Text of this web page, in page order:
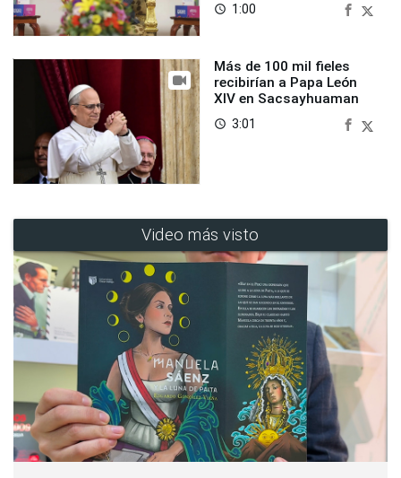
access_time 1:00
Más de 100 mil fieles
recibirían a Papa León
XIV en Sacsayhuaman
access_time 3:01
Video más visto